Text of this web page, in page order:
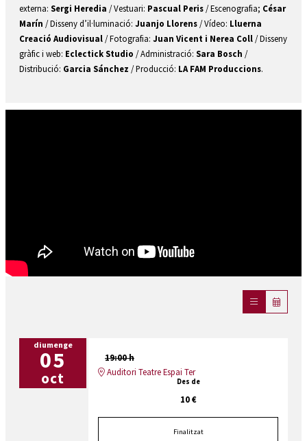
externa: Sergi Heredia / Vestuari: Pascual Peris / Escenografia; César
Marín / Disseny d’il·luminació: Juanjo Llorens / Vídeo: Lluerna
Creació Audiovisual / Fotografia: Juan Vicent i Nerea Coll / Disseny
gràfic i web: Eclectick Studio / Administració: Sara Bosch /
Distribució: Garcia Sánchez / Producció: LA FAM Produccions.
diumenge
05
oct
19:00 h
Auditori Teatre Espai Ter
Des de
10 €
Finalitzat